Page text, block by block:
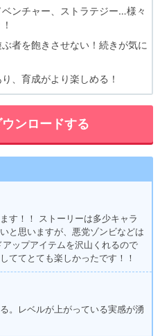
ンチャー、ストラテジー…様々
者を飽きさせない！続きが気に
、育成がより楽しめる！
ンロードする
す！！ ストーリーは多少キャラ
と思いますが、悪党ゾンビなどは
ップアイテムを沢山くれるので
ててとても楽しかったです！！
。レベルが上がっている実感が湧